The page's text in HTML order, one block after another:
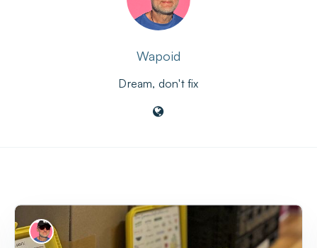
Wapoid
Dream, don't fix